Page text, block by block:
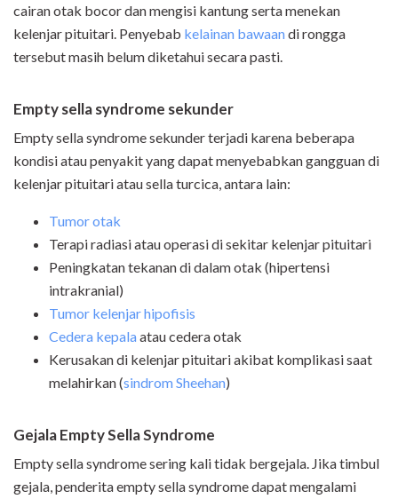
cairan otak bocor dan mengisi kantung serta menekan
kelenjar pituitari. Penyebab kelainan bawaandi rongga
tersebut masih belum diketahui secara pasti.
Empty sella syndrome sekunder
Empty sella syndrome sekunder terjadi karena beberapa
kondisi atau penyakit yang dapat menyebabkan gangguan di
kelenjar pituitari atau sella turcica, antara lain:
Tumor otak
Terapi radiasi atau operasi di sekitar kelenjar pituitari
Peningkatan tekanan di dalam otak (hipertensi
intrakranial)
Tumor kelenjar hipofisis
Cedera kepalaatau cedera otak
Kerusakan di kelenjar pituitari akibat komplikasi saat
melahirkan (sindrom Sheehan)
Gejala Empty Sella Syndrome
Empty sella syndrome sering kali tidak bergejala. Jika timbul
gejala, penderita empty sella syndrome dapat mengalami